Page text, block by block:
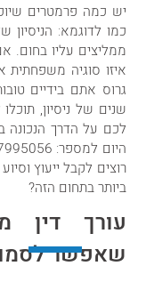
יש כמה פרמטרים
כמו לדוגמא: הניסיון
ממליצים עליו בחום.
איזו סוגיה משפחתית
גרוס אתם בידיים
שנים של ניסיון,
לכם על הדרך הנכונה
היום למספר:
רוצים לקבל ייעוץ
ביותר בתחום הזה?
עורך דין
שאפשר